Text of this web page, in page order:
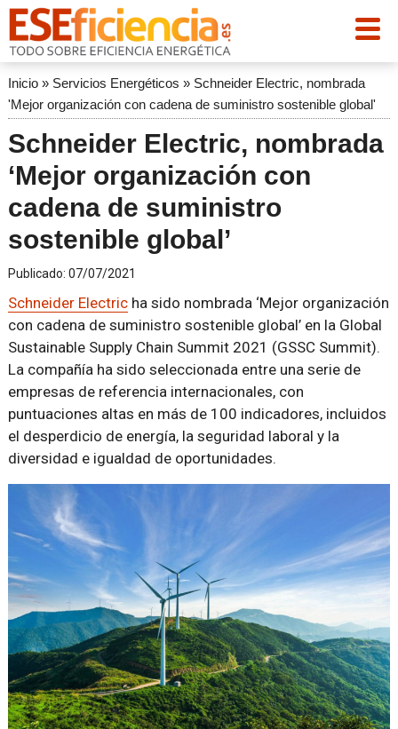
Inicio» Servicios Energéticos » Schneider Electric, nombrada
'Mejor organización con cadena de suministro sostenible global'
Schneider Electric, nombrada
‘Mejor organización con
cadena de suministro
sostenible global’
Publicado: 07/07/2021
Schneider Electricha sido nombrada ‘Mejor organización
con cadena de suministro sostenible global’ en la Global
Sustainable Supply Chain Summit 2021 (GSSC Summit).
La compañía ha sido seleccionada entre una serie de
empresas de referencia internacionales, con
puntuaciones altas en más de 100 indicadores, incluidos
el desperdicio de energía, la seguridad laboral y la
diversidad e igualdad de oportunidades.